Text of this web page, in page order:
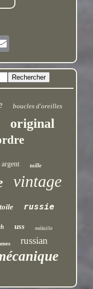
boucles d'oreilles
original
argent taille
vintage
russie
uss médaille
russian